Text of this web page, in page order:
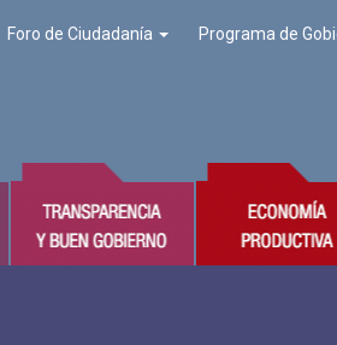
Foro de Ciudadanía Programa de